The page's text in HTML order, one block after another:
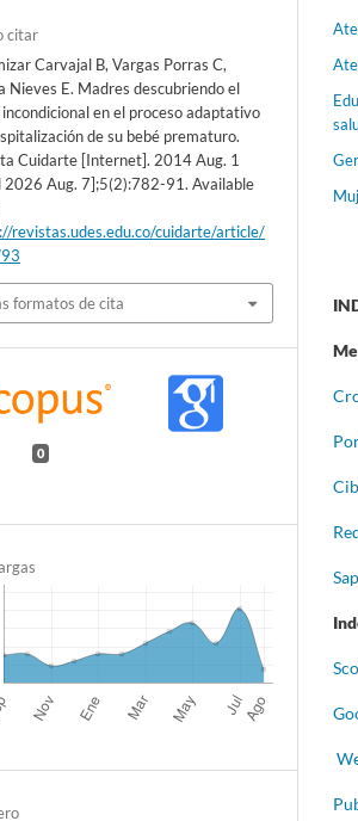
citar
Carvajal B, Vargas Porras C,
Nieves E. Madres descubriendo el
en el proceso adaptativo
de su bebé prematuro.
Cuidarte [Internet]. 2014 Aug. 1
2026 Aug. 7];5(2):782-91. Available
revistas.udes.edu.co/cuidarte/article/
formatos de cita
0